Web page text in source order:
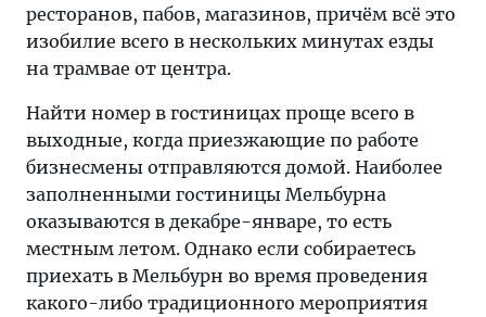
ресторанов, пабов, магазинов, причём всё это
изобилие всего в нескольких минутах езды
на трамвае от центра.
Найти номер в гостиницах проще всего в
выходные, когда приезжающие по работе
бизнесмены отправляются домой. Наиболее
заполненными гостиницы Мельбурна
оказываются в декабре-январе, то есть
местным летом. Однако если собираетесь
приехать в Мельбурн во время проведения
какого-либо традиционного мероприятия